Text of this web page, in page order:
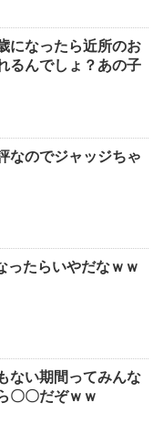
になったら近所のお
るんでしょ？あの子
なのでジャッジちゃ
ったらいやだなｗｗ
ない期間ってみんな
〇〇だぞｗｗ